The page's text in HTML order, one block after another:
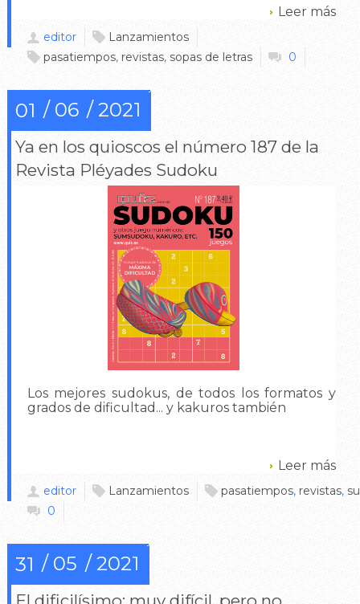
Leer más
editor
Lanzamientos
pasatiempos, revistas, sopas de letras 0
01 06 2021
Ya en los quioscos el número 187 de la
Revista Pléyades Sudoku
Los mejores sudokus, de todos los formatos y
grados de dificultad... y kakuros también
Leer más
editor Lanzamientos pasatiempos, revistas,
0
31 05 2021